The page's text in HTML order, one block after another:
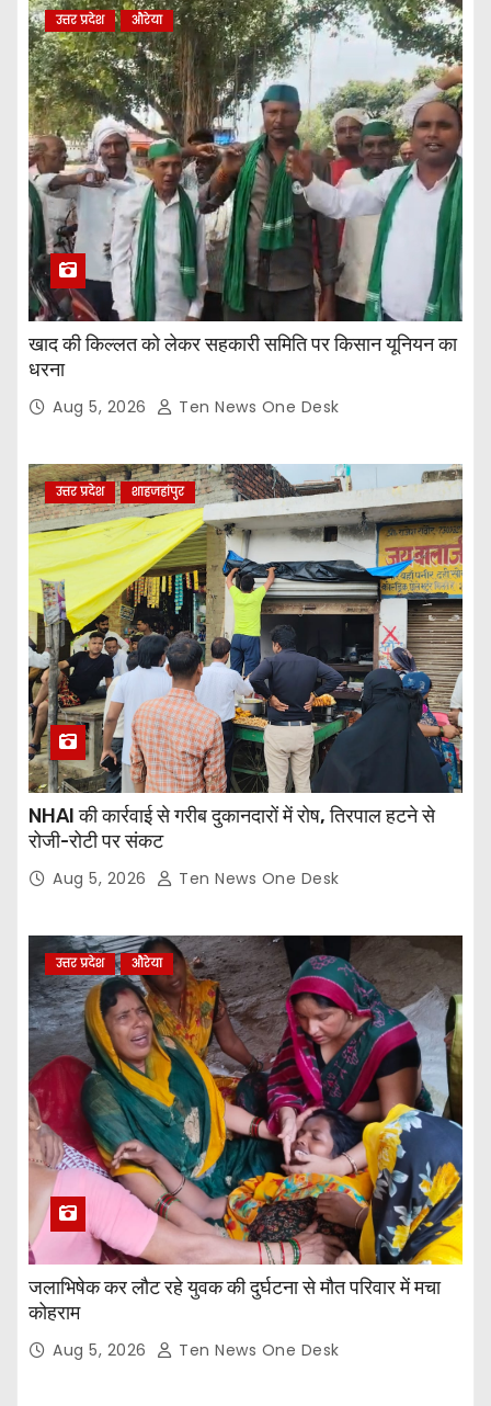
उत्तर प्रदेश औरेया
खाद की किल्लत को लेकर सहकारी समिति पर किसान यूनियन का
धरना
Aug 5, 2026 Ten News One Desk
उत्तर प्रदेश शाहजहांपुर
NHAI की कार्रवाई से गरीब दुकानदारों में रोष, तिरपाल हटने से
रोजी-रोटी पर संकट
Aug 5, 2026 Ten News One Desk
उत्तर प्रदेश औरेया
जलाभिषेक कर लौट रहे युवक की दुर्घटना से मौत परिवार में मचा
कोहराम
Aug 5, 2026 Ten News One Desk